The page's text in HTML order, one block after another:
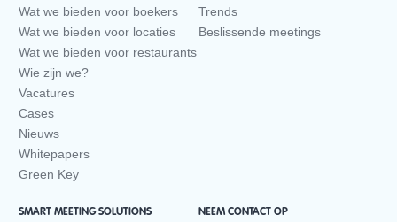
Wat we bieden voor boekers
Wat we bieden voor locaties
Wat we bieden voor restaurants
Wie zijn we?
Vacatures
Cases
Nieuws
Whitepapers
Green Key
Trends
Beslissende meetings
SMART MEETING SOLUTIONS
NEEM CONTACT OP